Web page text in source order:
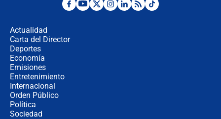
Fuerte temblor en Colombia hoy:
Actualidad
Carta del Director
Deportes
Economía
Emisiones
Entretenimiento
Internacional
Orden Público
Política
Sociedad